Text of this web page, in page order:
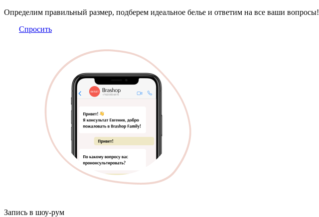
Определим правильный размер, подберем идеальное белье и ответим на все ваши вопросы!
Спросить
Запись в шоу-рум